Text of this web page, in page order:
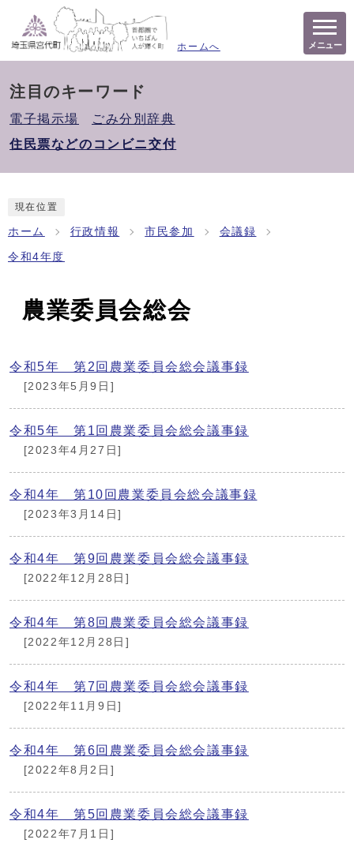
ホームへ メニュー
注目のキーワード
電子掲示場
ごみ分別辞典
住民票などのコンビニ交付
現在位置
ホーム 行政情報 市民参加 会議録
令和4年度
農業委員会総会
令和5年 第2回農業委員会総会議事録
[2023年5月9日]
令和5年 第1回農業委員会総会議事録
[2023年4月27日]
令和4年 第10回農業委員会総会議事録
[2023年3月14日]
令和4年 第9回農業委員会総会議事録
[2022年12月28日]
令和4年 第8回農業委員会総会議事録
[2022年12月28日]
令和4年 第7回農業委員会総会議事録
[2022年11月9日]
令和4年 第6回農業委員会総会議事録
[2022年8月2日]
令和4年 第5回農業委員会総会議事録
[2022年7月1日]